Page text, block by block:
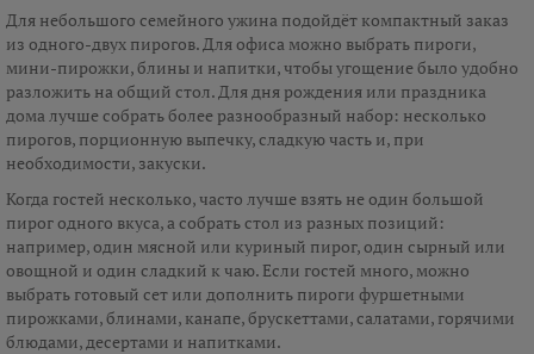
Для небольшого семейного ужина подойдёт компактный заказ
из одного-двух пирогов. Для офиса можно выбрать пироги,
мини-пирожки, блины и напитки, чтобы угощение было удобно
разложить на общий стол. Для дня рождения или праздника
дома лучше собрать более разнообразный набор: несколько
пирогов, порционную выпечку, сладкую часть и, при
необходимости, закуски.
Когда гостей несколько, часто лучше взять не один большой
пирог одного вкуса, а собрать стол из разных позиций:
например, один мясной или куриный пирог, один сырный или
овощной и один сладкий к чаю. Если гостей много, можно
выбрать готовый сет или дополнить пироги фуршетными
пирожками, блинами, канапе, брускеттами, салатами, горячими
блюдами, десертами и напитками.